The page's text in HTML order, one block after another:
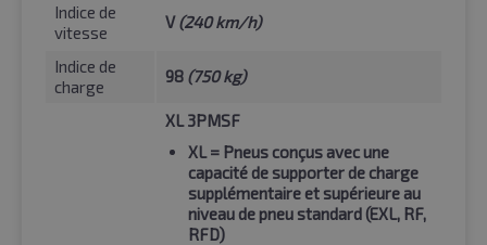
Indice de
vitesse
V(240 km/h)
Indice de
charge
98 (750 kg)
XL 3PMSF
XL = Pneus conçus avec une
capacité de supporter de charge
supplémentaire et supérieure au
niveau de pneu standard (EXL, RF,
RFD)